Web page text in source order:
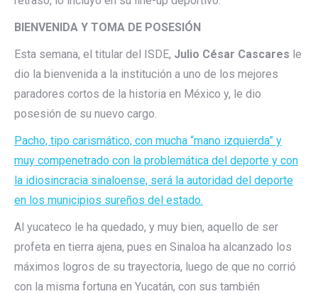
BIENVENIDA Y TOMA DE POSESIÓN
Esta semana, el titular del ISDE, Julio César Cascares le
dio la bienvenida a la institución a uno de los mejores
paradores cortos de la historia en México y, le dio
posesión de su nuevo cargo.
Pacho, tipo carismático, con mucha “mano izquierda” y
muy compenetrado con la problemática del deporte y con
la idiosincracia sinaloense, será la autoridad del deporte
en los municipios sureños del estado.
Al yucateco le ha quedado, y muy bien, aquello de ser
profeta en tierra ajena, pues en Sinaloa ha alcanzado los
máximos logros de su trayectoria, luego de que no corrió
con la misma fortuna en Yucatán, con sus también